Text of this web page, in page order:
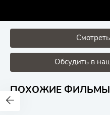
Обсудить в
ПОХОЖИЕ